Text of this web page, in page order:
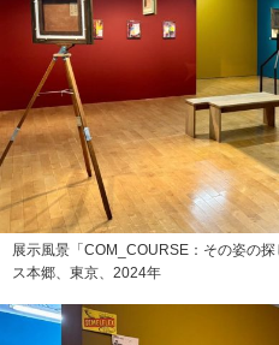
展示風景「COM_COURSE：その姿の
ス本郷、東京、2024年